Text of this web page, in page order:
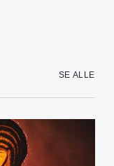
SE ALLE